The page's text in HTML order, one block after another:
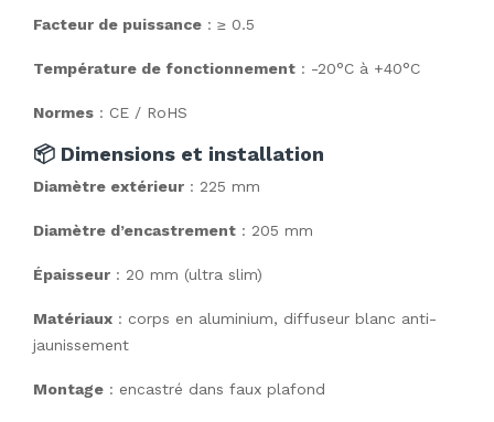
Facteur de puissance : ≥ 0.5
Température de fonctionnement : -20°C à +40°C
Normes : CE / RoHS
📦 Dimensions et installation
Diamètre extérieur : 225 mm
Diamètre d’encastrement : 205 mm
Épaisseur : 20 mm (ultra slim)
Matériaux : corps en aluminium, diffuseur blanc anti-
jaunissement
Montage : encastré dans faux plafond